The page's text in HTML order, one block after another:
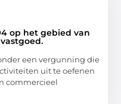
op het gebied van
een vergunning die
uit te oefenen
commercieel